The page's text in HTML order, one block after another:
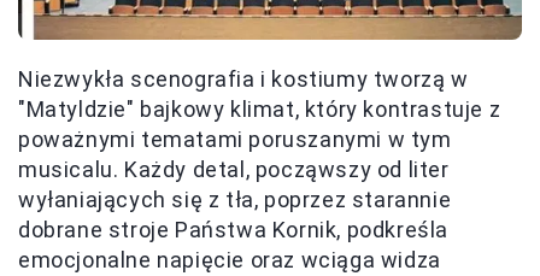
Niezwykła scenografia i kostiumy tworzą w
"Matyldzie" bajkowy klimat, który kontrastuje z
poważnymi tematami poruszanymi w tym
musicalu. Każdy detal, począwszy od liter
wyłaniających się z tła, poprzez starannie
dobrane stroje Państwa Kornik, podkreśla
emocjonalne napięcie oraz wciąga widza